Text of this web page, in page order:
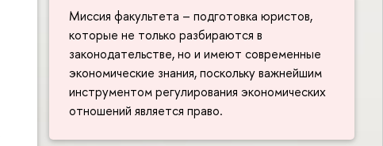
Миссия факультета – подготовка юристов,
которые не только разбираются в
законодательстве, но и имеют современные
экономические знания, поскольку важнейшим
инструментом регулирования экономических
отношений является право.